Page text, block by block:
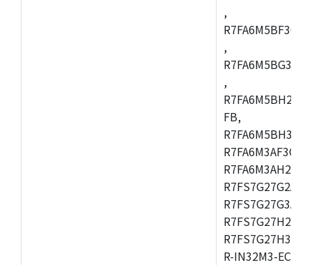
,
,
,
FB,
R-IN32M3-EC